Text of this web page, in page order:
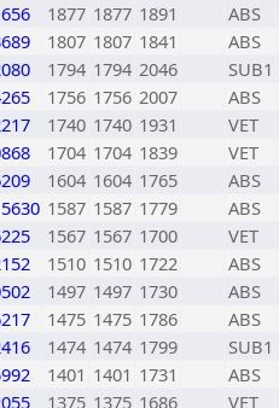
1877 1877 1891 ABS
1807 1807 1841 ABS
1794 1794 2046 SUB1
1756 1756 2007 ABS
1740 1740 1931 VET
1704 1704 1839 VET
1604 1604 1765 ABS
1587 1587 1779 ABS
1567 1567 1700 VET
1510 1510 1722 ABS
1497 1497 1730 ABS
1475 1475 1786 ABS
1474 1474 1799 SUB1
1401 1401 1731 ABS
1375 1375 1686 VET